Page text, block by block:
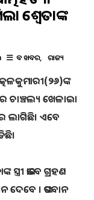
ଶ୍ୱେତାଙ୍କ
ବଡ ଖବର ରାଜ୍ୟ
ଖେଳାଇା
ଲାଗିଛି। ଏବେ
ଭାବେ ଗ୍ରହଣ
ଦେବେ । ଭଗବାନ